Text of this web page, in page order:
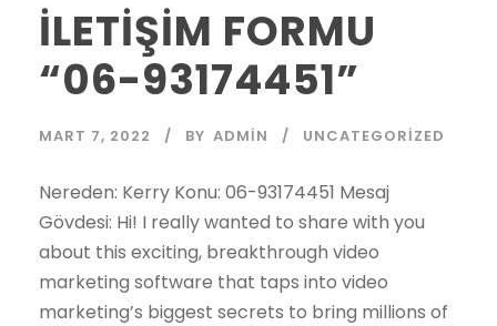
İLETİŞİM FORMU
“06-93174451”
MART 7, 2022 BY ADMIN UNCATEGORIZED
Nereden: Kerry Konu: 06-93174451 Mesaj
Gövdesi: Hi! I really wanted to share with you
about this exciting, breakthrough video
marketing software that taps into video
marketing’s biggest secrets to bring millions of